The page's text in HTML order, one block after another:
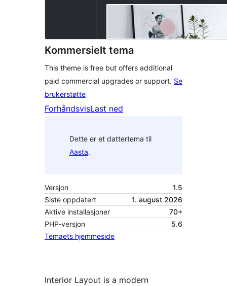
Kommersielt tema
This theme is free but offers additional
paid commercial upgrades or support. Se
brukerstøtte
ForhåndsvisLast ned
Dette er et dattertema til
Aasta.
Versjon
1.5
Siste oppdatert
1. august 2026
Aktive installasjoner
70+
PHP-versjon
5.6
Temaets hjemmeside
Interior Layout is a modern